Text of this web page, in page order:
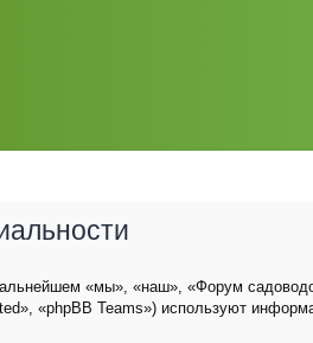
«мы», «наш», «Форум
«phpBB Teams») используют